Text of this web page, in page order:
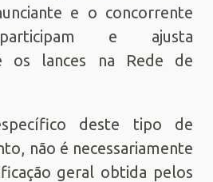
e o concorrente
e ajusta
os lances na Rede de
deste tipo de
não é necessariamente
geral obtida pelos